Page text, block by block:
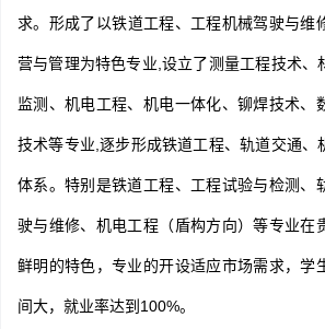
求。形成了以铁道工程、工程机械驾驶与维
营与管理为特色专业,设立了测量工程技术、
监测、机电工程、机电一体化、铆焊技术、
技术等专业,逐步形成铁道工程、轨道交通、
体系。特别是铁道工程、工程试验与检测、
驶与维修、机电工程（盾构方向）等专业在
鲜明的特色，专业的开设适应市场需求，学
间大，就业率达到100%。